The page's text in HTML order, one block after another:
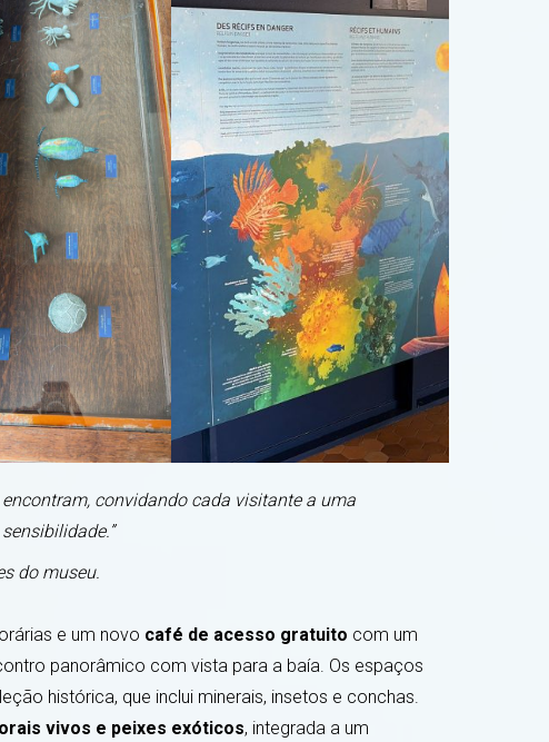
convidando cada visitante a uma
do museu.
e um novo café de acesso gratuito com um
panorâmico com vista para a baía. Os espaços
histórica, que inclui minerais, insetos e conchas.
vivos e peixes exóticos, integrada a um